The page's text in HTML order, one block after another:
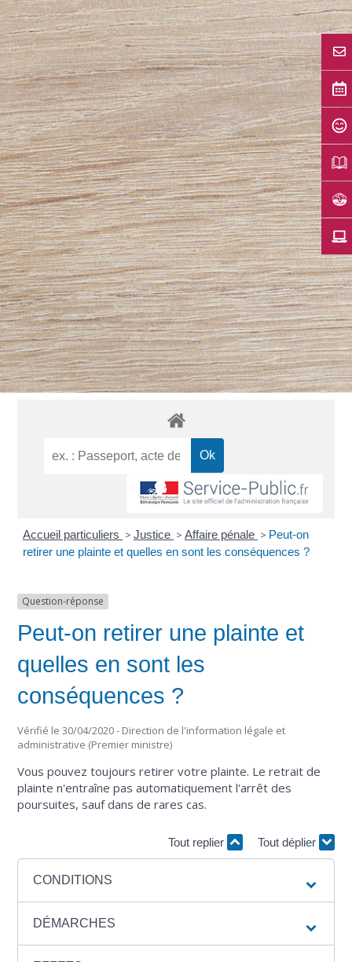
Accueil particuliers > Justice > Affaire pénale > Peut-on
retirer une plainte et quelles en sont les conséquences ?
Question-réponse
Peut-on retirer une plainte et
quelles en sont les
conséquences ?
Vérifié le 30/04/2020 - Direction de l'information légale et
administrative (Premier ministre)
Vous pouvez toujours retirer votre plainte. Le retrait de
plainte n'entraîne pas automatiquement l'arrêt des
poursuites, sauf dans de rares cas.
Tout replier Tout déplier
CONDITIONS
DÉMARCHES